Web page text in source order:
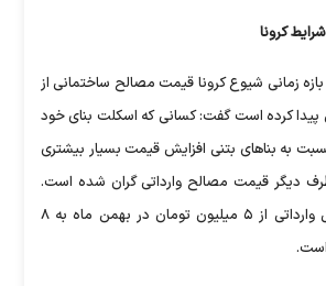
کرونا
بازه زمانی شیوع کرونا قیمت مصالح ساختمانی از
پیدا کرده است گفت: کسانی که اسکلت بنای خود
به بناهای بتنی افزایش قیمت بسیار بیشتری
دیگر قیمت مصالح وارداتی گران شده است.
مثلاً دستگیره دیجیتال وارداتی از ۵ میلیون تومان در بهمن ماه به ۸